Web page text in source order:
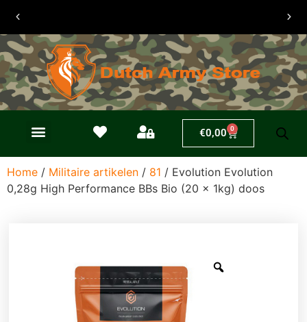
Verzendkosten
slechts €6,50
€0,00 0
Home / Militaire artikelen / 81 / Evolution Evolution
0,28g High Performance BBs Bio (20 x 1kg) doos